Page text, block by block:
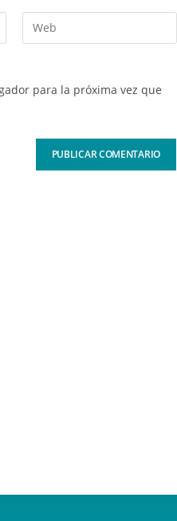
para la próxima vez que